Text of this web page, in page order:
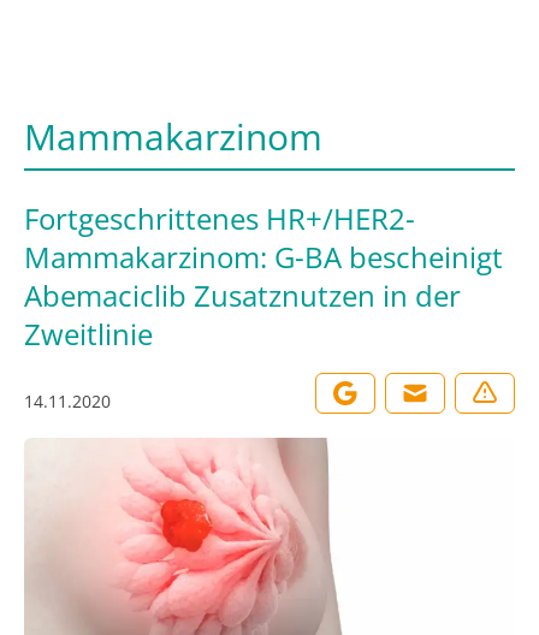
Mammakarzinom
Fortgeschrittenes HR+/HER2-
Mammakarzinom: G-BA bescheinigt
Abemaciclib Zusatznutzen in der
Zweitlinie
14.11.2020